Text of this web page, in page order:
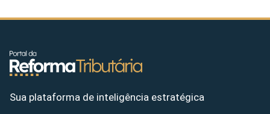
Sua plataforma de inteligência estratégica